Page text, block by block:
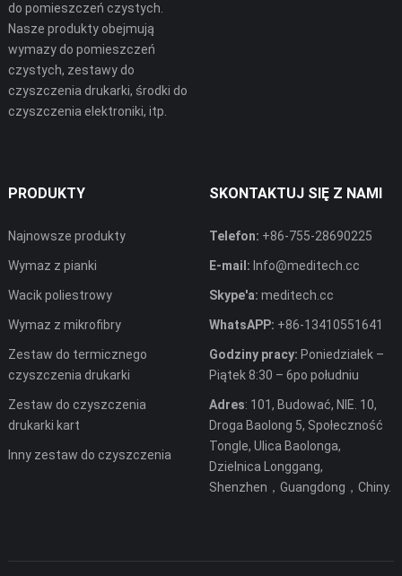
do pomieszczeń czystych.
Nasze produkty obejmują
wymazy do pomieszczeń
czystych, zestawy do
czyszczenia drukarki, środki do
czyszczenia elektroniki, itp.
PRODUKTY
Najnowsze produkty
Wymaz z pianki
Wacik poliestrowy
Wymaz z mikrofibry
Zestaw do termicznego
czyszczenia drukarki
Zestaw do czyszczenia
drukarki kart
Inny zestaw do czyszczenia
SKONTAKTUJ SIĘ Z NAMI
Telefon: +86-755-28690225
E-mail: Info@meditech.cc
Skype'a: meditech.cc
WhatsAPP: +86-13410551641
Godziny pracy: Poniedziałek –
Piątek 8:30 – 6po południu
Adres: 101, Budować, NIE. 10,
Droga Baolong 5, Społeczność
Tongle, Ulica Baolonga,
Dzielnica Longgang,
Shenzhen，Guangdong，Chiny.